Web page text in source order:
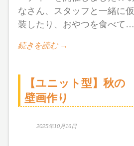
なさん、スタッフと一緒に仮
装したり、おやつを食べて…
続きを読む →
【ユニット型】秋の
壁画作り
2025年10月16日